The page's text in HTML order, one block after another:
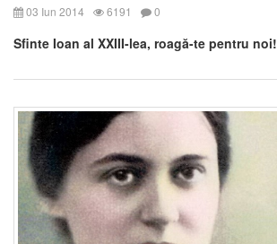
03 Iun 2014 6191 0
Sfinte Ioan al XXIII-lea, roagă-te pentru noi!